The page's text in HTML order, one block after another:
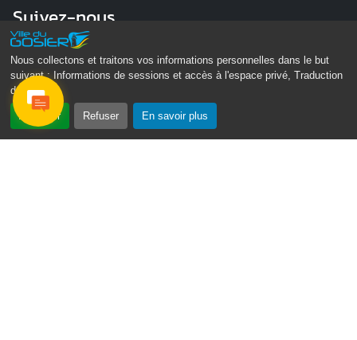
Nous collectons et traitons vos informations personnelles dans le but
suivant :
Informations de sessions et accès à l'espace privé, Traduction
des pages .
Accepter Refuser En savoir plus
Suivez-nous